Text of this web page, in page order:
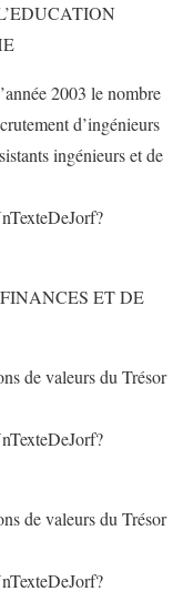
2003 le nombre
d’ingénieurs
ingénieurs et de
ET DE
de valeurs du Trésor
de valeurs du Trésor